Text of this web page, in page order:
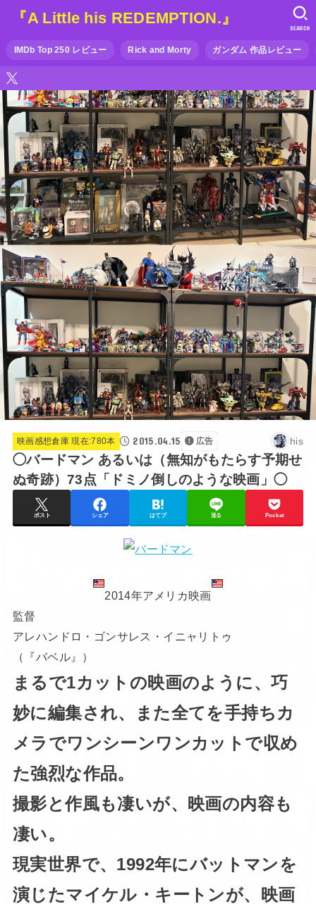
『A Little his REDEMPTION.』
IMDb Top 250 レビュー Rick and Morty ガンダム 作品レビュー
SEARCH
映画感想倉庫 現在:780本 2015.04.15 広告 his
◯バードマン あるいは（無知がもたらす予期せ
ぬ奇跡）73点「ドミノ倒しのような映画」◯
ポスト シェア はてブ 送る Pocket
2014年アメリカ映画
監督
アレハンドロ・ゴンサレス・イニャリトゥ
（『バベル』）
まるで1カットの映画のように、巧
妙に編集され、また全てを手持ちカ
メラでワンシーンワンカットで収め
た強烈な作品。
撮影と作風も凄いが、映画の内容も
凄い。
現実世界で、1992年にバットマンを
演じたマイケル・キートンが、映画